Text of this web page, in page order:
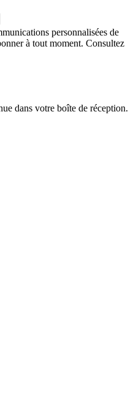
personnalisées de
à tout moment. Consultez
dans votre boîte de réception.